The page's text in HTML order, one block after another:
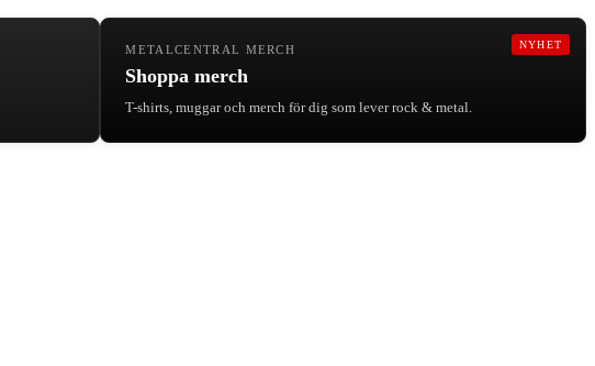
NYHET
METALCENTRAL MERCH
Shoppa merch
T-shirts, muggar och merch för dig som lever rock & metal.